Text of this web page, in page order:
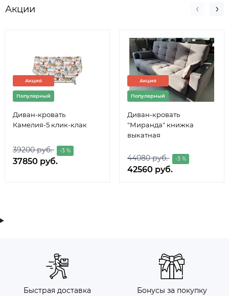
Акции
Акция
Популярный
Диван-кровать
Камелия-5 клик-клак
39200 руб. -3 %
37850 руб.
Акция
Популярный
Диван-кровать
"Миранда" книжка
выкатная
44080 руб. -3 %
42560 руб.
Быстрая доставка Бонусы за покупку